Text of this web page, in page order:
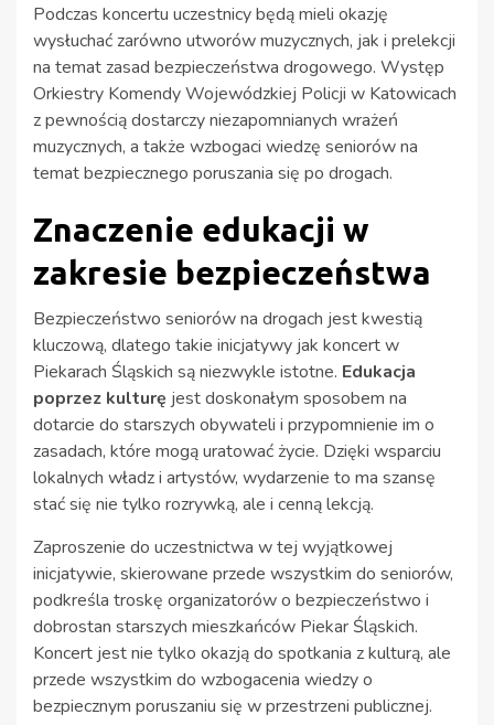
Podczas koncertu uczestnicy będą mieli okazję
wysłuchać zarówno utworów muzycznych, jak i prelekcji
na temat zasad bezpieczeństwa drogowego. Występ
Orkiestry Komendy Wojewódzkiej Policji w Katowicach
z pewnością dostarczy niezapomnianych wrażeń
muzycznych, a także wzbogaci wiedzę seniorów na
temat bezpiecznego poruszania się po drogach.
Znaczenie edukacji w
zakresie bezpieczeństwa
Bezpieczeństwo seniorów na drogach jest kwestią
kluczową, dlatego takie inicjatywy jak koncert w
Piekarach Śląskich są niezwykle istotne. Edukacja
poprzez kulturę jest doskonałym sposobem na
dotarcie do starszych obywateli i przypomnienie im o
zasadach, które mogą uratować życie. Dzięki wsparciu
lokalnych władz i artystów, wydarzenie to ma szansę
stać się nie tylko rozrywką, ale i cenną lekcją.
Zaproszenie do uczestnictwa w tej wyjątkowej
inicjatywie, skierowane przede wszystkim do seniorów,
podkreśla troskę organizatorów o bezpieczeństwo i
dobrostan starszych mieszkańców Piekar Śląskich.
Koncert jest nie tylko okazją do spotkania z kulturą, ale
przede wszystkim do wzbogacenia wiedzy o
bezpiecznym poruszaniu się w przestrzeni publicznej.